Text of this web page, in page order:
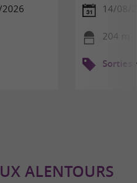
14/08/
204 m -
Sorties
ALENTOURS